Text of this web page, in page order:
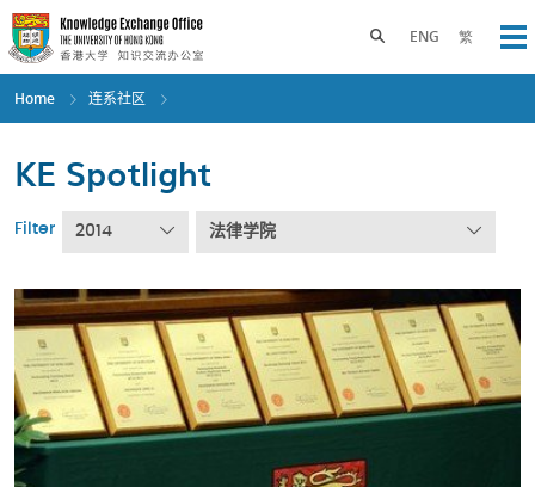
Skip
to
main
content
ENG 繁
Toggle search panel
Home 连系社区
KE Spotlight
Filter 2014 法律学院